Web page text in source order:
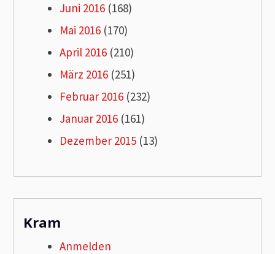
Juni 2016 (168)
Mai 2016 (170)
April 2016 (210)
März 2016 (251)
Februar 2016 (232)
Januar 2016 (161)
Dezember 2015 (13)
Kram
Anmelden